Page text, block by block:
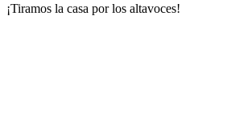
¡Tiramos la casa por los altavoces!